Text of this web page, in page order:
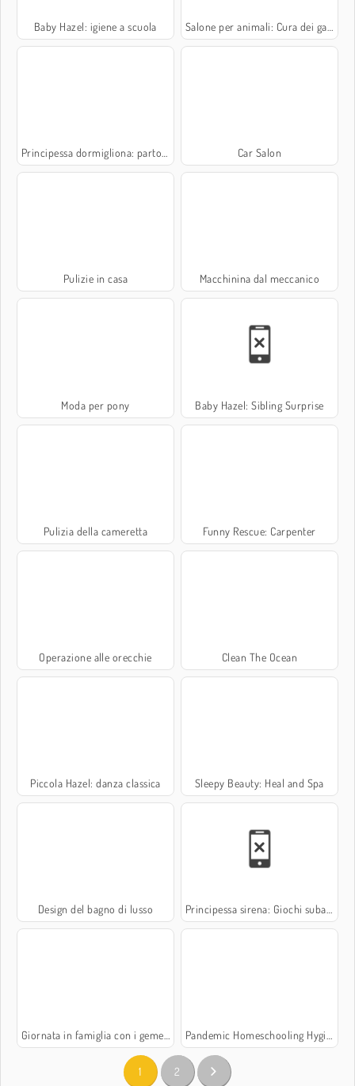
Baby Hazel: igiene a scuola Salone per animali: Cura dei gatti
Principessa dormigliona: parto gemellare Car Salon
Pulizie in casa Macchinina dal meccanico
Moda per pony Baby Hazel: Sibling Surprise
Pulizia della cameretta Funny Rescue: Carpenter
Operazione alle orecchie Clean The Ocean
Piccola Hazel: danza classica Sleepy Beauty: Heal and Spa
Design del bagno di lusso Principessa sirena: Giochi subacquei
Giornata in famiglia con i gemelli Pandemic Homeschooling Hygiene
1 2